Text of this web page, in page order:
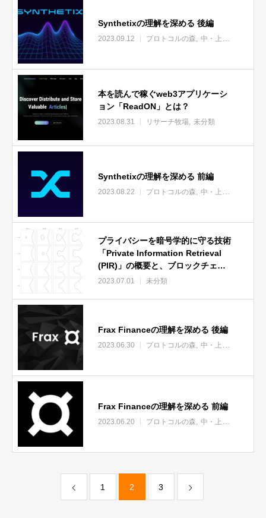
Synthetixの理解を深める 後編
2023.09.12 プロトコルの森 中・上級者向け
本を読んで稼ぐweb3アプリケーシ
ョン「ReadON」とは？
2023.08.31 リサーチ牧場 未分類
Synthetixの理解を深める 前編
2023.08.22 プロトコルの森 中・上級者向け
プライバシーを暗号学的に守る技術
「Private Information Retrieval
(PIR)」の概要と、ブロックチェー
ンエコシステムでの重要性【PR】
2023.07.01 未分類
Frax Financeの理解を深める 後編
2023.06.30 プロトコルの森 中・上級者向け
Frax Financeの理解を深める 前編
2023.06.20 プロトコルの森 中・上級者向け
1 2 3